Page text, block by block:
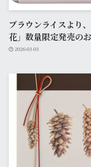
ブラウンライスより
花」数量限定発売の
2026-03-03